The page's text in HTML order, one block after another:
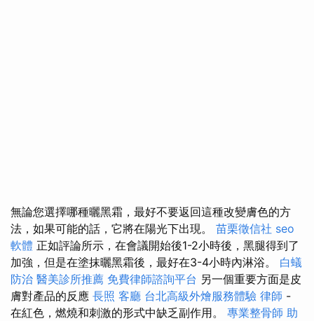
無論您選擇哪種曬黑霜，最好不要返回這種改變膚色的方
法，如果可能的話，它將在陽光下出現。 苗栗徵信社 seo
軟體 正如評論所示，在會議開始後1-2小時後，黑腿得到了
加強，但是在塗抹曬黑霜後，最好在3-4小時內淋浴。 白蟻
防治 醫美診所推薦 免費律師諮詢平台 另一個重要方面是皮
膚對產品的反應 長照 客廳 台北高級外燴服務體驗 律師 -
在紅色，燃燒和刺激的形式中缺乏副作用。 專業整骨師 助